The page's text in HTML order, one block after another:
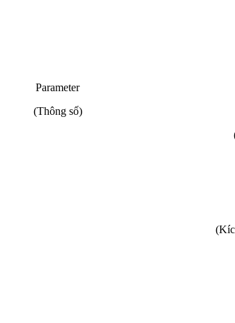
Parameter
(Thông số)